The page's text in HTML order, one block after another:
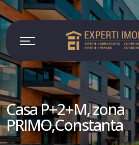
Casa P+2+M, zona
PRIMO,Constanta